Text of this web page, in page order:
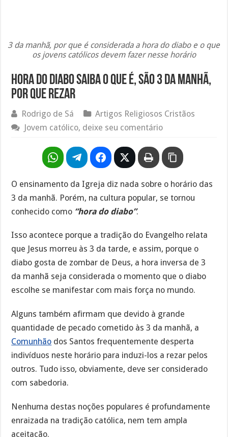
3 da manhã, por que é considerada a hora do diabo e o que
os jovens católicos devem fazer nesse horário
Hora do Diabo saiba o que é, são 3 da manhã,
por que rezar
Rodrigo de Sá
Artigos Religiosos Cristãos
Jovem católico, deixe seu comentário
O ensinamento da Igreja diz nada sobre o horário das
3 da manhã. Porém, na cultura popular, se tornou
conhecido como “hora do diabo”.
Isso acontece porque a tradição do Evangelho relata
que Jesus morreu às 3 da tarde, e assim, porque o
diabo gosta de zombar de Deus, a hora inversa de 3
da manhã seja considerada o momento que o diabo
escolhe se manifestar com mais força no mundo.
Alguns também afirmam que devido à grande
quantidade de pecado cometido às 3 da manhã, a
Comunhão dos Santos frequentemente desperta
indivíduos neste horário para induzi-los a rezar pelos
outros. Tudo isso, obviamente, deve ser considerado
com sabedoria.
Nenhuma destas noções populares é profundamente
enraizada na tradição católica, nem tem ampla
aceitação.